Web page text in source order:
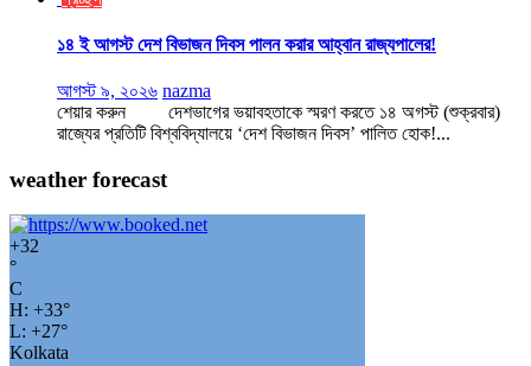
১৪ ই আগস্ট দেশ বিভাজন দিবস পালন করার আহ্বান রাজ্যপালের!
আগস্ট ৯, ২০২৬ nazma
শেয়ার করুন দেশভাগের ভয়াবহতাকে স্মরণ করতে ১৪ অগস্ট (শুক্রবার)
রাজ্যের প্রতিটি বিশ্ববিদ্যালয়ে ‘দেশ বিভাজন দিবস’ পালিত হোক!...
weather forecast
+32
°
C
H: +33°
L: +27°
Kolkata